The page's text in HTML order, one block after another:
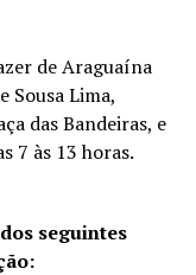
de Araguaína
Sousa Lima,
das Bandeiras, e
7 às 13 horas.
seguintes